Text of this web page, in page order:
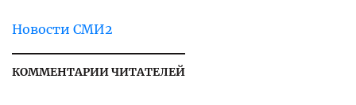
Новости СМИ2
КОММЕНТАРИИ ЧИТАТЕЛЕЙ